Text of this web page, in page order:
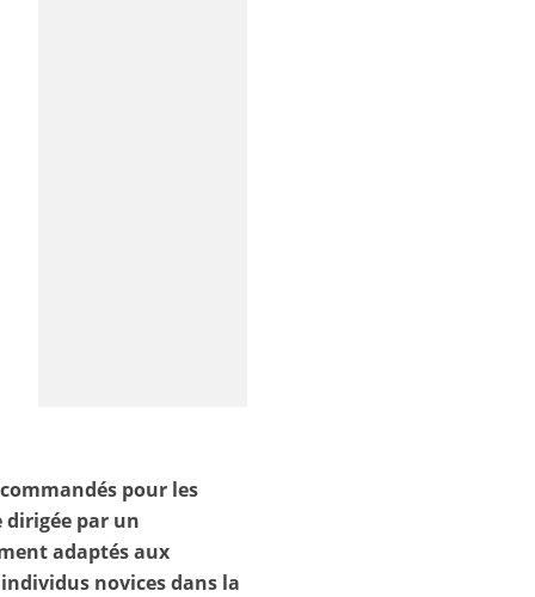
pour les
par un
adaptés aux
novices dans la